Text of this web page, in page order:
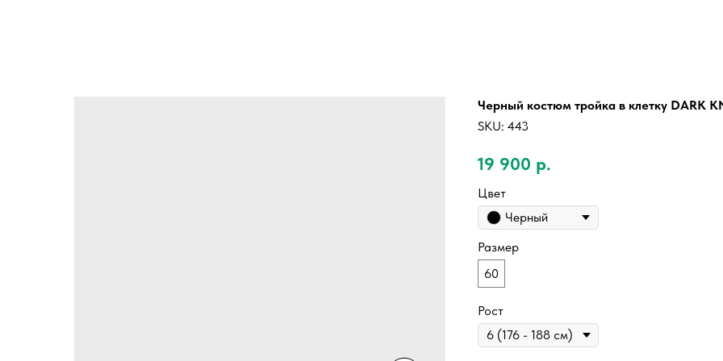
Черный костюм тройка в клетку DARK
SKU: 443
19 900 р.
Цвет
Черный
Размер
60
Рост